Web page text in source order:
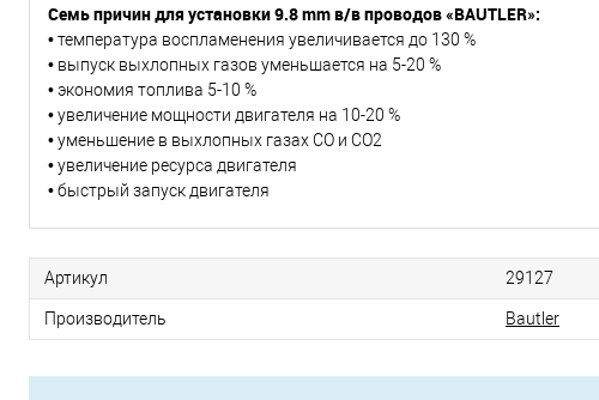
Семь причин для установки 9.8 mm в/в проводов «BAUTLER»:
• температура воспламенения увеличивается до 130 %
• выпуск выхлопных газов уменьшается на 5-20 %
• экономия топлива 5-10 %
• увеличение мощности двигателя на 10-20 %
• уменьшение в выхлопных газах СО и СО2
• увеличение ресурса двигателя
• быстрый запуск двигателя
Артикул 29127
Производитель Bautler